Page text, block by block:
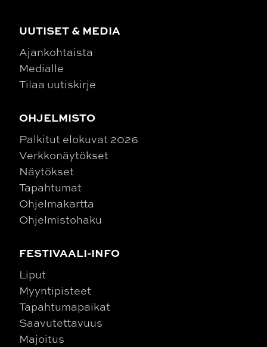
UUTISET & MEDIA
Ajankohtaista
Medialle
Tilaa uutiskirje
OHJELMISTO
Palkitut elokuvat 2026
Verkkonäytökset
Näytökset
Tapahtumat
Ohjelmakartta
Ohjelmistohaku
FESTIVAALI-INFO
Liput
Myyntipisteet
Tapahtumapaikat
Saavutettavuus
Majoitus